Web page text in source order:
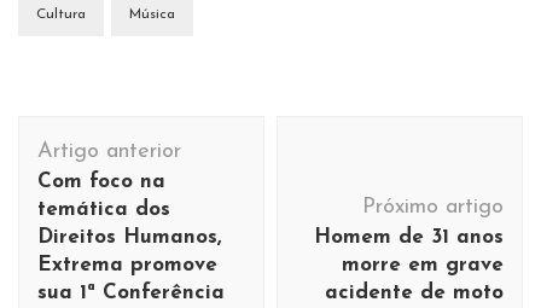
Cultura Música
Navegação
de
post
Artigo anterior
Com foco na
temática dos
Direitos Humanos,
Extrema promove
sua 1ª Conferência
Próximo artigo
Homem de 31 anos
morre em grave
acidente de moto